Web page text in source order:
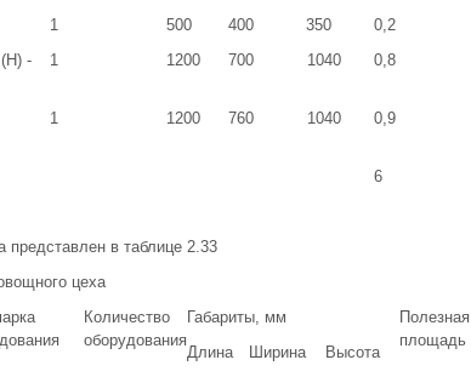
1 500 400 350
0,2
-
1 1200 700 1040 0,8
1 1200 760 1040 0,9
6
представлен в таблице 2.33
цеха
Количество
оборудования
Габариты, мм
Полезная
площадь
Длина Ширина
Высота